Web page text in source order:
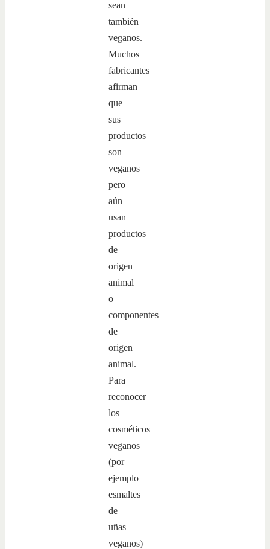
sean
también
veganos.
Muchos
fabricantes
afirman
que
sus
productos
son
veganos
pero
aún
usan
productos
de
origen
animal
o
componentes
de
origen
animal.
Para
reconocer
los
cosméticos
veganos
(por
ejemplo
esmaltes
de
uñas
veganos)